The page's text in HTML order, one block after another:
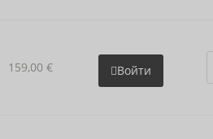
159,00 € Войти